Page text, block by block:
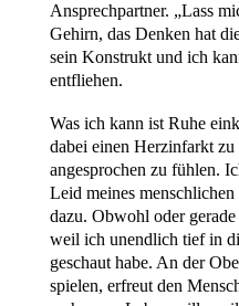
Ansprechpartner. „Lass
Gehirn, das Denken hat
sein Konstrukt und ich
entfliehen.
Was ich kann ist Ruhe
dabei einen Herzinfarkt
angesprochen zu fühlen.
Leid meines
dazu. Obwohl oder
weil ich unendlich tief in
geschaut habe. An der
spielen, erfreut den